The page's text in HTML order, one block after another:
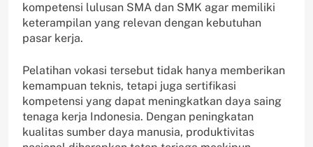
kompetensi lulusan SMA dan SMK agar memiliki
keterampilan yang relevan dengan kebutuhan
pasar kerja.
Pelatihan vokasi tersebut tidak hanya memberikan
kemampuan teknis, tetapi juga sertifikasi
kompetensi yang dapat meningkatkan daya saing
tenaga kerja Indonesia. Dengan peningkatan
kualitas sumber daya manusia, produktivitas